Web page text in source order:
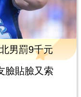
男罰9千元
臉貼臉又索